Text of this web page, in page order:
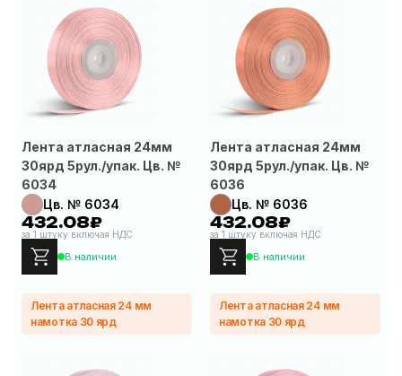
Лента атласная 24мм
30ярд 5рул./упак. Цв. №
6034
Цв. № 6034
432.08₽
за 1 штуку включая НДС
В наличии
Лента атласная 24мм
30ярд 5рул./упак. Цв. №
6036
Цв. № 6036
432.08₽
за 1 штуку включая НДС
В наличии
Лента атласная 24 мм
намотка 30 ярд
Лента атласная 24 мм
намотка 30 ярд